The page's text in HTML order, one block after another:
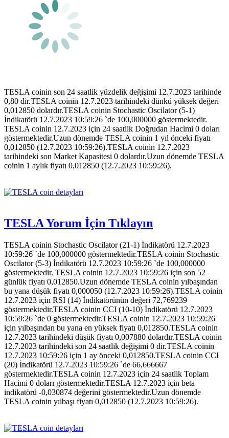
TESLA coinin son 24 saatlik yüzdelik değişimi 12.7.2023 tarihinde
0,80 dir.TESLA coinin 12.7.2023 tarihindeki dünkü yüksek değeri
0,012850 dolardır.TESLA coinin Stochastic Oscilator (5-1)
İndikatörü 12.7.2023 10:59:26 `de 100,000000 göstermektedir.
TESLA coinin 12.7.2023 için 24 saatlik Doğrudan Hacimi 0 doları
göstermektedir.Uzun dönemde TESLA coinin 1 yıl önceki fiyatı
0,012850 (12.7.2023 10:59:26).TESLA coinin 12.7.2023
tarihindeki son Market Kapasitesi 0 dolardır.Uzun dönemde TESLA
coinin 1 aylık fiyatı 0,012850 (12.7.2023 10:59:26).
TESLA Yorum İçin Tıklayın
TESLA coinin Stochastic Oscilator (21-1) İndikatörü 12.7.2023
10:59:26 `de 100,000000 göstermektedir.TESLA coinin Stochastic
Oscilator (5-3) İndikatörü 12.7.2023 10:59:26 `de 100,000000
göstermektedir. TESLA coinin 12.7.2023 10:59:26 için son 52
günlük fiyatı 0,012850.Uzun dönemde TESLA coinin yılbaşından
bu yana düşük fiyatı 0,000050 (12.7.2023 10:59:26).TESLA coinin
12.7.2023 için RSI (14) İndikatörünün değeri 72,769239
göstermektedir.TESLA coinin CCI (10-10) İndikatörü 12.7.2023
10:59:26 `de 0 göstermektedir.TESLA coinin 12.7.2023 10:59:26
için yılbaşından bu yana en yüksek fiyatı 0,012850.TESLA coinin
12.7.2023 tarihindeki düşük fiyatı 0,007880 dolardır.TESLA coinin
12.7.2023 tarihindeki son 24 saatlik değişimi 0 dir.TESLA coinin
12.7.2023 10:59:26 için 1 ay önceki 0,012850.TESLA coinin CCI
(20) İndikatörü 12.7.2023 10:59:26 `de 66,666667
göstermektedir.TESLA coinin 12.7.2023 için 24 saatlik Toplam
Hacimi 0 doları göstermektedir.TESLA 12.7.2023 için beta
indikatörü -0,030874 değerini göstermektedir.Uzun dönemde
TESLA coinin yılbaşı fiyatı 0,012850 (12.7.2023 10:59:26).